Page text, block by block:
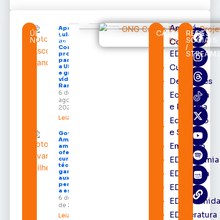
ÚLTIMAS
NOTÍCIAS
Após veto,
Lula envia
ao
Congresso
projeto
para criar
a UNIFRON
e grava
vídeo para
Randolfe
6 de
agosto de
2026
Leia mais »
Governo do
Amapá
amplia
oferta de
cursos
técnicos e
garante
auxílio
permanência
a estudantes
6 de agosto
de 2026
Leia mais »
CATEGORIAS
Amapá
Cortes
EDcast
Cultura
Destaques
Economia
e Política
Educação
e Saúde
Emprego
EDacademia
EDbrasília
EDcast
EDliteratura
REDES
SOCIAIS
/